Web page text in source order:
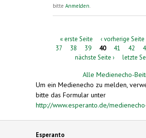
bitte Anmelden.
Seiten« erste Seite ‹ vorherige Seite
37
38 39 40 41 42
nächste Seite ›
letzte
Alle Medienecho-
Um ein Medienecho zu melden,
bitte das Formular unter
http://www.esperanto.de/
Esperanto